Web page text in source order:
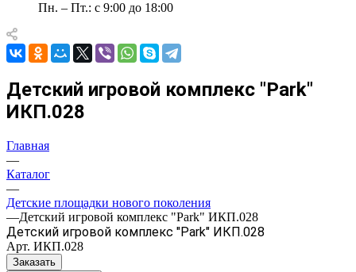
Пн. – Пт.: с 9:00 до 18:00
Детский игровой комплекс "Park"
ИКП.028
Главная
—
Каталог
—
Детские площадки нового поколения
—Детский игровой комплекс "Park" ИКП.028
Детский игровой комплекс "Park" ИКП.028
Арт. ИКП.028
Заказать